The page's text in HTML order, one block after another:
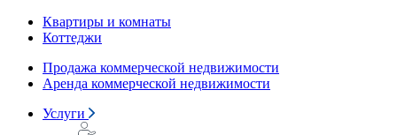
Квартиры и комнаты
Коттеджи
Продажа коммерческой недвижимости
Аренда коммерческой недвижимости
Услуги